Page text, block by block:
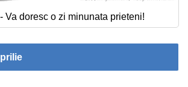
Va doresc o zi minunata prieteni!